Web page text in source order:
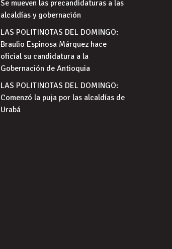
Se mueven las precandidaturas a las
alcaldías y gobernación
LAS POLITINOTAS DEL DOMINGO:
Braulio Espinosa Márquez hace
oficial su candidatura a la
Gobernación de Antioquia
LAS POLITINOTAS DEL DOMINGO:
Comenzó la puja por las alcaldías de
Urabá